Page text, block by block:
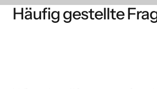
Häufig gestellte